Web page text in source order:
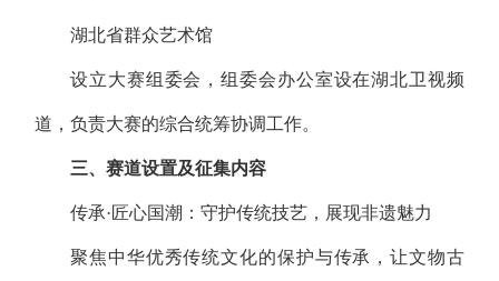
湖北省群众艺术馆
设立大赛组委会，组委会办公室设在湖北卫视频
道，负责大赛的综合统筹协调工作。
三、赛道设置及征集内容
传承·匠心国潮：守护传统技艺，展现非遗魅力
聚焦中华优秀传统文化的保护与传承，让文物古